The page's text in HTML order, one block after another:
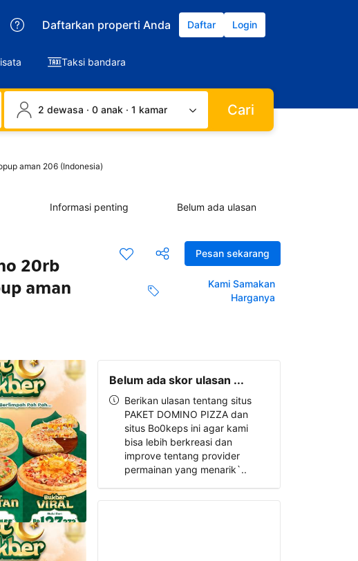
Daftarkan properti Anda Daftar Login
Taksi bandara
2 dewasa · 0 anak · 1 kamar Cari
aman 206 (Indonesia)
Informasi penting Belum ada ulasan
Pesan sekarang
Kami Samakan
Harganya
20rb
aman
Belum ada skor ulasan ...
Berikan ulasan tentang situs
PAKET DOMINO PIZZA dan
situs Bo0keps ini agar kami
bisa lebih berkreasi dan
improve tentang provider
permainan yang menarik`..